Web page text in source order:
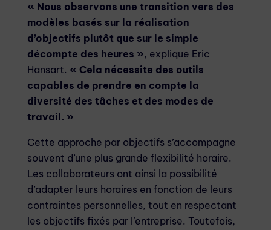
« Nous observons une transition vers des
modèles basés sur la réalisation
d’objectifs plutôt que sur le simple
décompte des heures », explique Eric
Hansart. « Cela nécessite des outils
capables de prendre en compte la
diversité des tâches et des modes de
travail. »
Cette approche par objectifs s’accompagne
souvent d’une plus grande flexibilité horaire.
Les collaborateurs ont ainsi la possibilité
d’adapter leurs horaires en fonction de leurs
contraintes personnelles, tout en respectant
les objectifs fixés par l’entreprise. Toutefois,